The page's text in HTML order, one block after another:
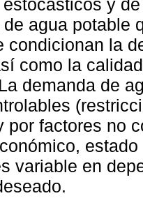
y
agua potable
condicionan la
como la
demanda de
por factores no
variable en